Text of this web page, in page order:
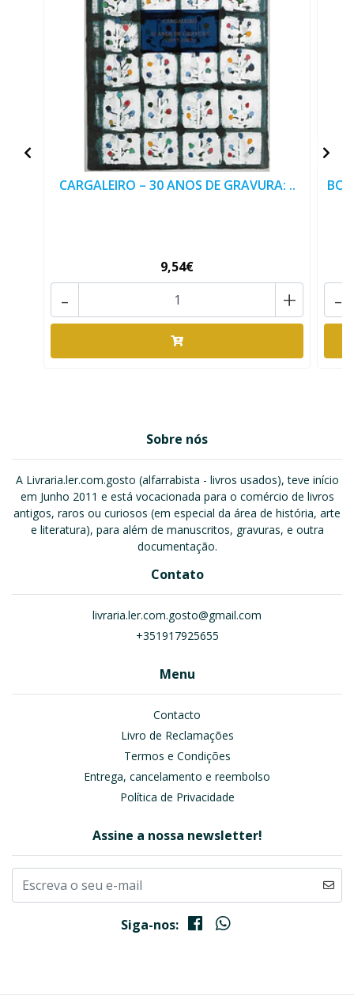
CARGALEIRO – 30 ANOS DE GRAVURA: ..
9,54€
+
- -
Sobre nós
A Livraria.ler.com.gosto (alfarrabista - livros usados), teve início
em Junho 2011 e está vocacionada para o comércio de livros
antigos, raros ou curiosos (em especial da área de história, arte
e literatura), para além de manuscritos, gravuras, e outra
documentação.
Contato
livraria.ler.com.gosto@gmail.com
+351917925655
Menu
Contacto
Livro de Reclamações
Termos e Condições
Entrega, cancelamento e reembolso
Política de Privacidade
Assine a nossa newsletter!
Siga-nos: